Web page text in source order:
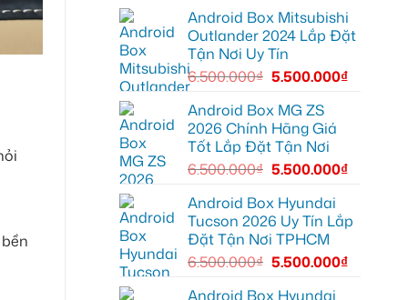
nâng
cấp
trải
nghiệm
giải
trí
Android Box Mitsubishi
Outlander 2024 Lắp Đặt
Tận Nơi Uy Tín
6.500.000₫ 5.500.000₫
Android Box MG ZS
2026 Chính Hãng Giá
Tốt Lắp Đặt Tận Nơi
6.500.000₫ 5.500.000₫
Android Box Hyundai
Tucson 2026 Uy Tín Lắp
Đặt Tận Nơi TPHCM
6.500.000₫ 5.500.000₫
Android Box Hyundai